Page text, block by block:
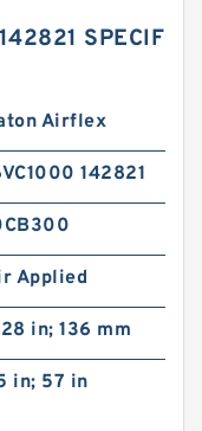
SPECIF
Airflex
142821
Applied
in; 136 mm
in; 57 in